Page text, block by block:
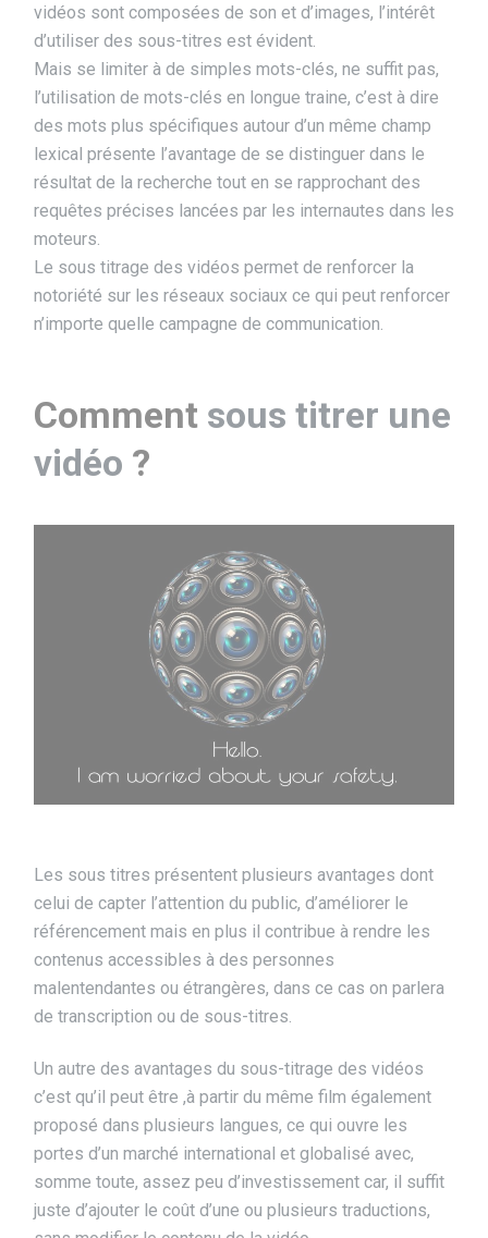
vidéos sont composées de son et d’images, l’intérêt
d’utiliser des sous-titres est évident.
Mais se limiter à de simples mots-clés, ne suffit pas,
l’utilisation de mots-clés en longue traine, c’est à dire
des mots plus spécifiques autour d’un même champ
lexical présente l’avantage de se distinguer dans le
résultat de la recherche tout en se rapprochant des
requêtes précises lancées par les internautes dans les
moteurs.
Le sous titrage des vidéos permet de renforcer la
notoriété sur les réseaux sociaux ce qui peut renforcer
n’importe quelle campagne de communication.
Comment sous titrer une
vidéo ?
Les sous titres présentent plusieurs avantages dont
celui de capter l’attention du public, d’améliorer le
référencement mais en plus il contribue à rendre les
contenus accessibles à des personnes
malentendantes ou étrangères, dans ce cas on parlera
de transcription ou de sous-titres.
Un autre des avantages du sous-titrage des vidéos
c’est qu’il peut être ,à partir du même film également
proposé dans plusieurs langues, ce qui ouvre les
portes d’un marché international et globalisé avec,
somme toute, assez peu d’investissement car, il suffit
juste d’ajouter le coût d’une ou plusieurs traductions,